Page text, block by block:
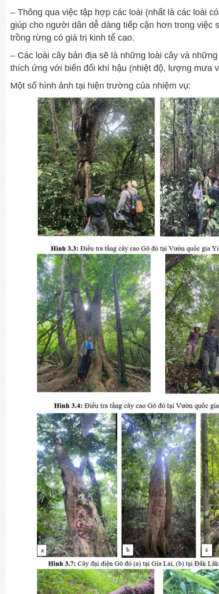
– Thông qua việc tập hợp các loài (nhất là các loài
giúp cho người dân dễ dàng tiếp cận hơn trong việc
trồng rừng có giá trị kinh tế cao.
– Các loài cây bản địa sẽ là những loài cây và
thích ứng với biến đổi khí hậu (nhiệt độ, lượng mưa
Một số hình ảnh tại hiện trường của nhiệm vụ: